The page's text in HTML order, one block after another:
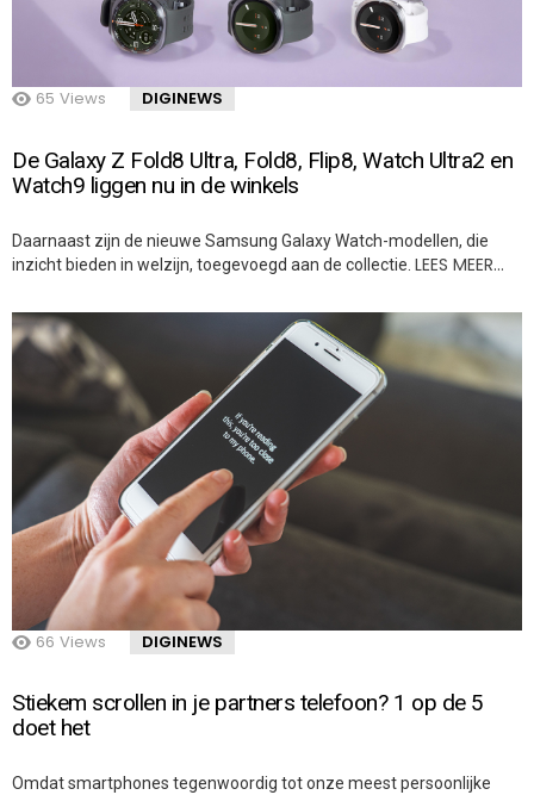
65 Views DIGINEWS
De Galaxy Z Fold8 Ultra, Fold8, Flip8, Watch Ultra2 en
Watch9 liggen nu in de winkels
Daarnaast zijn de nieuwe Samsung Galaxy Watch-modellen, die
inzicht bieden in welzijn, toegevoegd aan de collectie. LEES MEER…
66 Views DIGINEWS
Stiekem scrollen in je partners telefoon? 1 op de 5
doet het
Omdat smartphones tegenwoordig tot onze meest persoonlijke